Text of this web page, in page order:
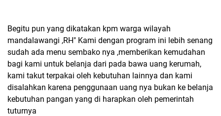
Begitu pun yang dikatakan kpm warga wilayah
mandalawangi ,RH" Kami dengan program ini lebih senang
sudah ada menu sembako nya ,memberikan kemudahan
bagi kami untuk belanja dari pada bawa uang kerumah,
kami takut terpakai oleh kebutuhan lainnya dan kami
disalahkan karena penggunaan uang nya bukan ke belanja
kebutuhan pangan yang di harapkan oleh pemerintah
tuturnya